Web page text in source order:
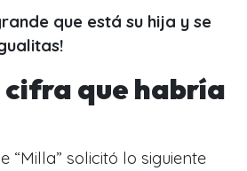
que está su hija y se
que habría
“Milla” solicitó lo siguiente